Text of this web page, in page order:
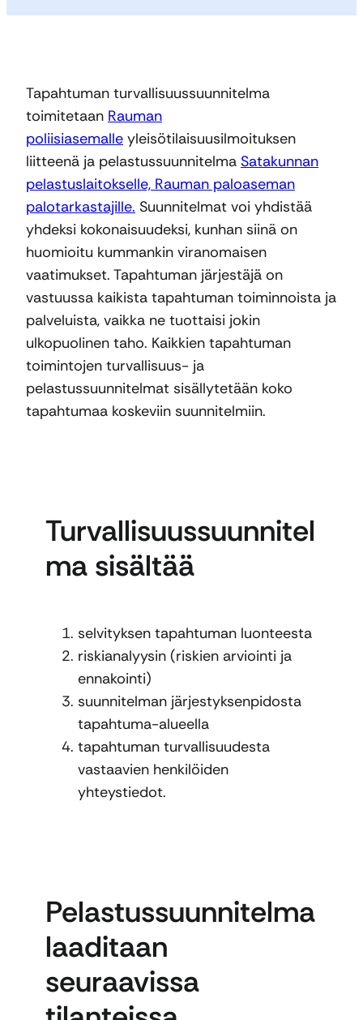
Tapahtuman turvallisuussuunnitelma
toimitetaan Rauman
poliisiasemalle yleisötilaisuusilmoituksen
liitteenä ja pelastussuunnitelma Satakunnan
pelastuslaitokselle, Rauman paloaseman
palotarkastajille. Suunnitelmat voi yhdistää
yhdeksi kokonaisuudeksi, kunhan siinä on
huomioitu kummankin viranomaisen
vaatimukset. Tapahtuman järjestäjä on
vastuussa kaikista tapahtuman toiminnoista ja
palveluista, vaikka ne tuottaisi jokin
ulkopuolinen taho. Kaikkien tapahtuman
toimintojen turvallisuus- ja
pelastussuunnitelmat sisällytetään koko
tapahtumaa koskeviin suunnitelmiin.
Turvallisuussuunnitel
ma sisältää
selvityksen tapahtuman luonteesta
riskianalyysin (riskien arviointi ja
ennakointi)
suunnitelman järjestyksenpidosta
tapahtuma-alueella
tapahtuman turvallisuudesta
vastaavien henkilöiden
yhteystiedot.
Pelastussuunnitelma
laaditaan
seuraavissa